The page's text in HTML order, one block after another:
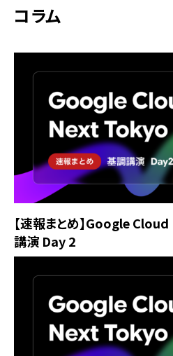
コラム
【速報まとめ】Google
講演 Day 2